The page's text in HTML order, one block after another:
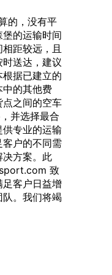
的，没有平
的运输时间
距较远，且
送达，建议
据已建立的
的其他费
之间的空车
并选择最合
专业的运输
户的不同需
决方案。此
致
客户日益增
。我们将竭